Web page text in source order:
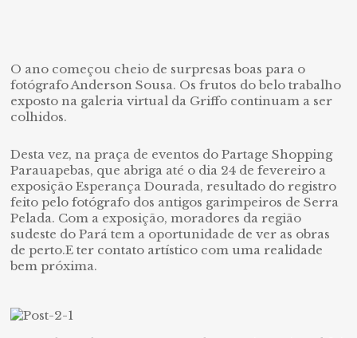
O ano começou cheio de surpresas boas para o
fotógrafo Anderson Sousa. Os frutos do belo trabalho
exposto na galeria virtual da Griffo continuam a ser
colhidos.
Desta vez, na praça de eventos do Partage Shopping
Parauapebas, que abriga até o dia 24 de fevereiro a
exposição Esperança Dourada, resultado do registro
feito pelo fotógrafo dos antigos garimpeiros de Serra
Pelada. Com a exposição, moradores da região
sudeste do Pará tem a oportunidade de ver as obras
de perto.E ter contato artístico com uma realidade
bem próxima.